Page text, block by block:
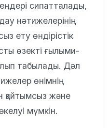
сипатталады,
нәтижелерінің
ету өндірістік
өзекті ғылыми-
табылады. Дәл
өнімнің
қайтымсыз және
мүмкін.